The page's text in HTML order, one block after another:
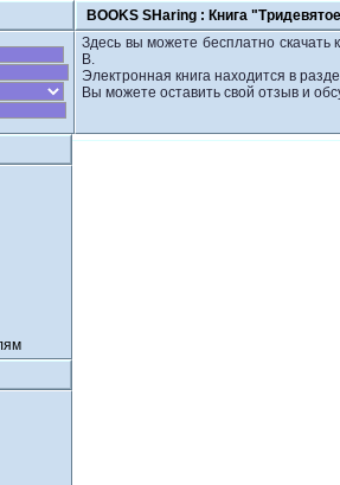
BOOKS SHaring : Книга
Здесь вы можете бесплатно скачать
В.
Электронная книга находится в
Вы можете оставить свой отзыв и